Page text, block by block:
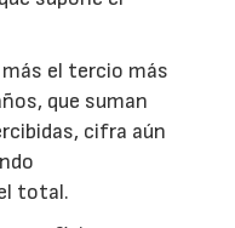
el tercio más
que suman
cifra aún
total.